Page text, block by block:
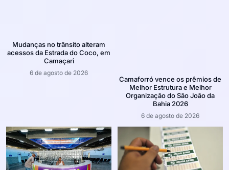
Mudanças no trânsito alteram
acessos da Estrada do Coco, em
Camaçari
6 de agosto de 2026
Camaforró vence os prêmios de
Melhor Estrutura e Melhor
Organização do São João da
Bahia 2026
6 de agosto de 2026